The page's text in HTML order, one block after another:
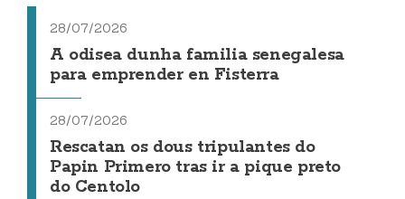
28/07/2026
A odisea dunha familia senegalesa
para emprender en Fisterra
28/07/2026
Rescatan os dous tripulantes do
Papin Primero tras ir a pique preto
do Centolo